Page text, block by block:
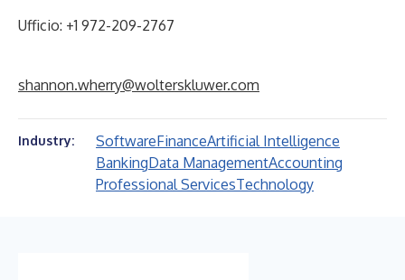
Ufficio: +1 972-209-2767
shannon.wherry@wolterskluwer.com
Industry: SoftwareFinanceArtificial Intelligence
BankingData ManagementAccounting
Professional ServicesTechnology